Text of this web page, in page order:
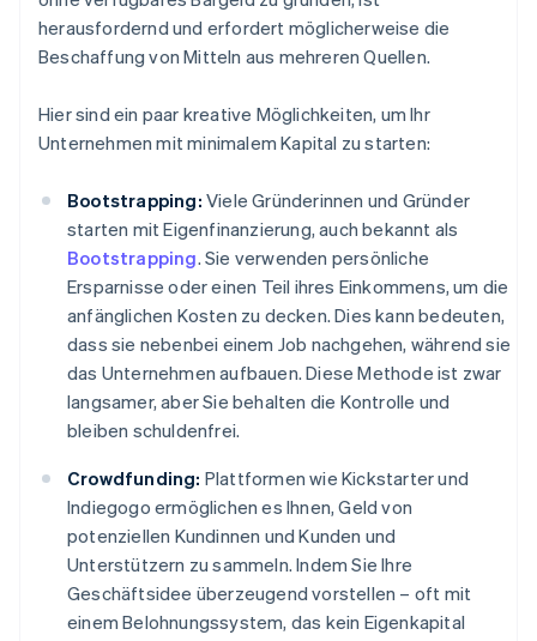
herausfordernd und erfordert möglicherweise die
Beschaffung von Mitteln aus mehreren Quellen.
Hier sind ein paar kreative Möglichkeiten, um Ihr
Unternehmen mit minimalem Kapital zu starten:
Bootstrapping: Viele Gründerinnen und Gründer
starten mit Eigenfinanzierung, auch bekannt als
Bootstrapping. Sie verwenden persönliche
Ersparnisse oder einen Teil ihres Einkommens, um die
anfänglichen Kosten zu decken. Dies kann bedeuten,
dass sie nebenbei einem Job nachgehen, während sie
das Unternehmen aufbauen. Diese Methode ist zwar
langsamer, aber Sie behalten die Kontrolle und
bleiben schuldenfrei.
Crowdfunding: Plattformen wie Kickstarter und
Indiegogo ermöglichen es Ihnen, Geld von
potenziellen Kundinnen und Kunden und
Unterstützern zu sammeln. Indem Sie Ihre
Geschäftsidee überzeugend vorstellen – oft mit
einem Belohnungssystem, das kein Eigenkapital